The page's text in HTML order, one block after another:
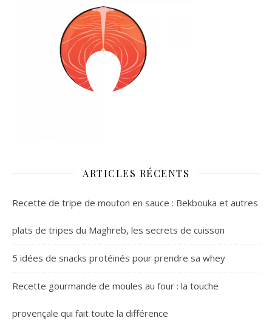
ARTICLES RÉCENTS
Recette de tripe de mouton en sauce : Bekbouka et autres
plats de tripes du Maghreb, les secrets de cuisson
5 idées de snacks protéinés pour prendre sa whey
Recette gourmande de moules au four : la touche
provençale qui fait toute la différence